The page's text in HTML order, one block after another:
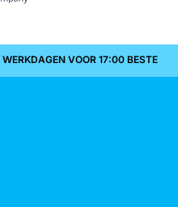
WERKDAGEN VOOR 17:00 BESTELD,